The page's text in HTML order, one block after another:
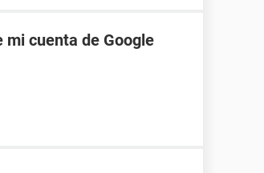
cuenta de Google